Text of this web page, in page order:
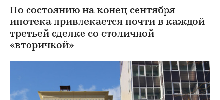
По состоянию на конец сентября
ипотека привлекается почти в каждой
третьей сделке со столичной
«вторичкой»